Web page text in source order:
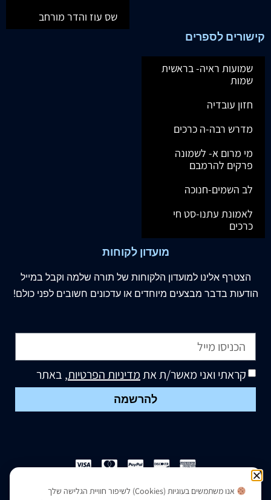
שס עוז והדר מורחב
קישורים לספרים
שמועות ראיה- בראשית
שמות
חזון עובדיה
מדרש רבה-ה כרכים
מי מרום א- לשמונה
פרקים להרמבם
לב השמים-חנוכה
לאמונת עתנו-סט חי
כרכים
מועדון לקוחות
הצטרף אלינו למועדון הלקוחות של תורה שלמה וקבל במייל
הודעות בדבר מבצעים מיוחדים או עדכונים חשובים לפני כולם!
קראתי ואני מאשר/ת אתמדיניות הפרטיות, באתר
להרשמה
הצהרת נגישות|מדיניות פרטיות
אנו משתמשים בעוגיות (Cookies) לשיפור חוויית הגלישה שלך